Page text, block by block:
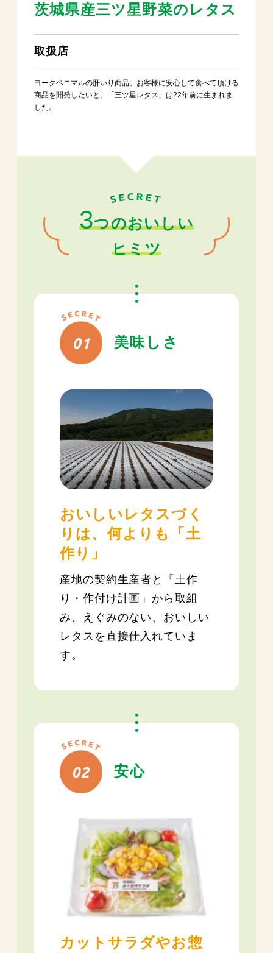
茨城県産三ツ星野菜のレタス
取扱店
ヨークベニマルの肝いり商品。お客様に安心して食べて頂ける
商品を開発したいと、「三ツ星レタス」は22年前に生まれま
した。
3つのおいしい
ヒミツ
美味しさ
おいしいレタスづく
りは、何よりも「土
作り」
産地の契約生産者と「土作
り・作付け計画」から取組
み、えぐみのない、おいしい
レタスを直接仕入れていま
す。
安心
カットサラダやお惣